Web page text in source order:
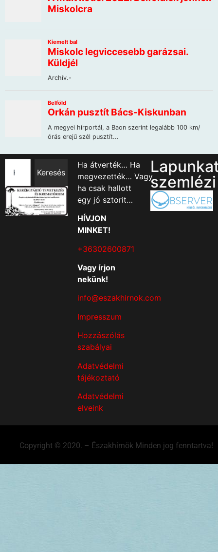
Keresés
Ha átverték… Ha
megvezették… Vagy
ha csak hallott
egy jó sztorit…
HÍVJON
MINKET!
+36302600871
Vagy írjon
nekünk!
info@eszakhirnok.com
Impresszum
Hozzászólás
szabályai
Adatvédelmi
tájékoztató
Adatvédelmi
elveink
szemlézi
Copyright © 2020. – Északhírnök Minden jog fenntartva!